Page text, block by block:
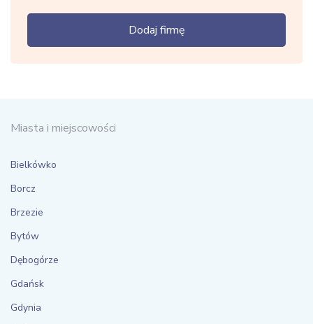
Dodaj firmę
Miasta i miejscowości
Bielkówko
Borcz
Brzezie
Bytów
Dębogórze
Gdańsk
Gdynia